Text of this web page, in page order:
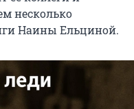
несколько
Наины Ельциной.